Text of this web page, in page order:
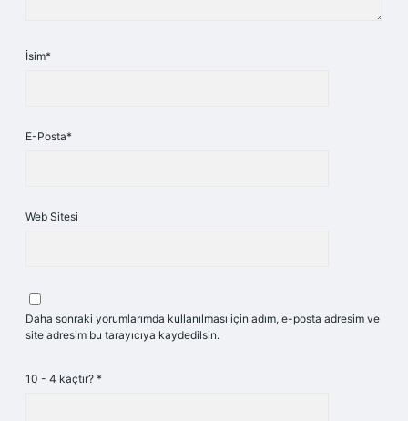
İsim*
E-Posta*
Web Sitesi
Daha sonraki yorumlarımda kullanılması için adım, e-posta adresim ve
site adresim bu tarayıcıya kaydedilsin.
10 - 4 kaçtır? *